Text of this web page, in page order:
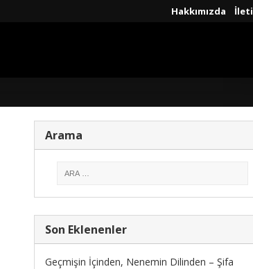
Hakkımızda
Arama
Son Eklenenler
Geçmişin İçinden, Nenemin Dilinden – Şifa